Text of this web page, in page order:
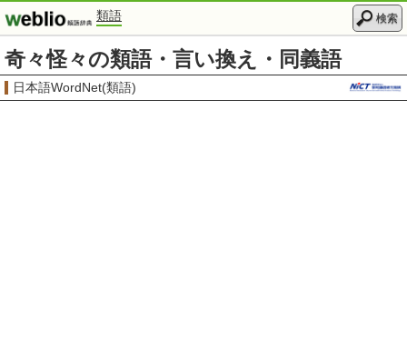
類語 検索
奇々怪々の類語・言い換え・同義語
日本語WordNet(類語)